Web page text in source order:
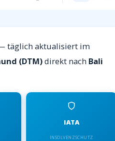
— täglich aktualisiert im
(DTM)direkt nach Bali
IATA
INSOLVENZSCHUTZ